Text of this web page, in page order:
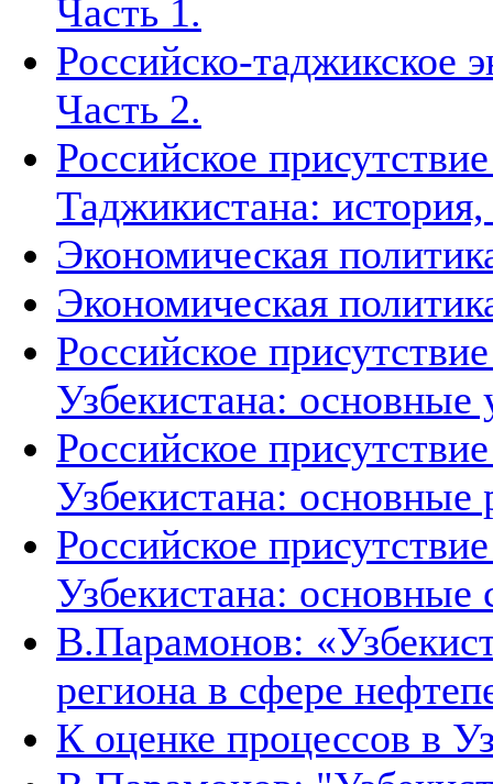
Часть 1.
Российско-таджикское
Часть 2.
Российское
Таджикистана:
Экономическая
Экономическая
Российское
Узбекистана:
Российское
Узбекистана: основные
Российское
Узбекистана: основные
В.Парамонов:
региона в сфере
К оценке процессов в